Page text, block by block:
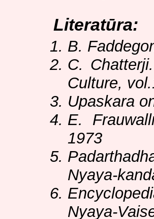
Literatūra:
B.
C.
Culture,
Upaskara
E.
1973
Nyaya-
Nyaya-